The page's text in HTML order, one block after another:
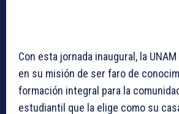
Con esta jornada inaugural, la
en su misión de ser faro de
formación integral para la
estudiantil que la elige como su